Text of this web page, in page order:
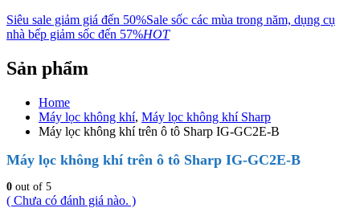
Siêu sale giảm giá đến 50%Sale sốc các mùa trong năm, dụng cụ
nhà bếp giảm sốc đến 57%HOT
Sản phẩm
Home
Máy lọc không khí, Máy lọc không khí Sharp
Máy lọc không khí trên ô tô Sharp IG-GC2E-B
Máy lọc không khí trên ô tô Sharp IG-GC2E-B
0 out of 5
( Chưa có đánh giá nào. )